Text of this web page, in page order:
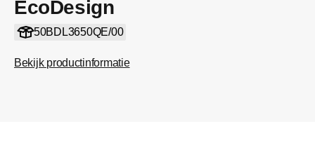
EcoDesign
50BDL3650QE/00
Bekijk productinformatie